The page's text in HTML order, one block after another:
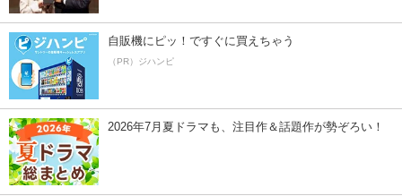
自販機にピッ！ですぐに買えちゃう
（PR）ジハンピ
2026年7月夏ドラマも、注目作＆話題作が勢ぞろい！